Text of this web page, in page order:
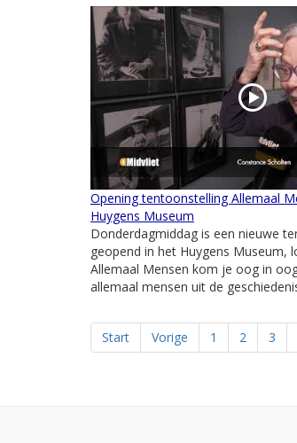
Opening tentoonstelling Allemaal
Huygens Museum
Donderdagmiddag is een nieuwe
geopend in het Huygens Museum,
Allemaal Mensen kom je oog in
allemaal mensen uit de
Start Vorige 1 2 3